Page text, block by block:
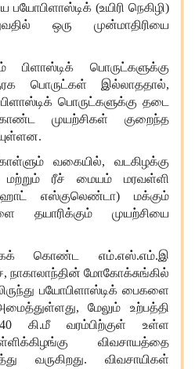
பயோபிளாஸ்டிக் (உயிரி நெகிழி)
ஒரு முன்மாதிரியை
பிளாஸ்டிக் பொருட்களுக்கு
பொருட்கள் இல்லாததால்,
பொருட்களுக்கு தடை
முயற்சிகள் குறைந்த
வகையில், வடகிழக்கு
மற்றும் ரீச் மையம் மரவள்ளி
எஸ்குலெண்டா) மக்கும்
தயாரிக்கும் முயற்சியை
கொண்ட எம்.எஸ்.எம்.இ
நாகாலாந்தின் மோகோக்சுங்கில்
பயோபிளாஸ்டிக் பைகளை
மேலும் உற்பத்தி
40 கி.மீ வரம்பிற்குள் உள்ள
விவசாயத்தை
வருகிறது. விவசாயிகள்